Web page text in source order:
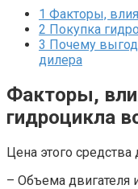
1 Факторы,
2 Покупка
3 Почему
дилера
Факторы,
гидроцикла
Цена этого средства
– Объема двигателя